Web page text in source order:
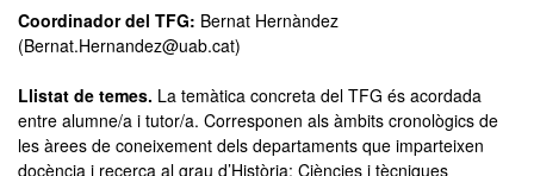
Coordinador del TFG: Bernat Hernàndez
(Bernat.Hernandez@uab.cat)
Llistat de temes. La temàtica concreta del TFG és acordada
entre alumne/a i tutor/a. Corresponen als àmbits cronològics de
les àrees de coneixement dels departaments que imparteixen
docència i recerca al grau d’Història: Ciències i tècniques